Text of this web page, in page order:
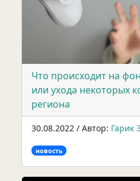
Что происходит на
или ухода некоторых
региона
30.08.2022 / Автор: Гарик
новость